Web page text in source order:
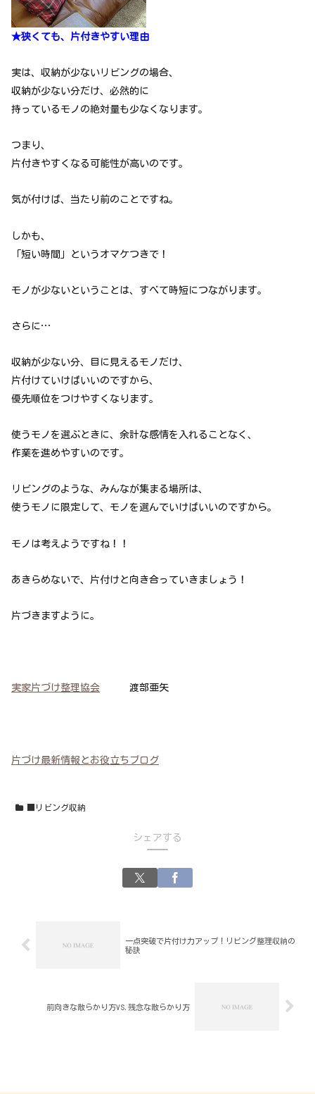
★狭くても、片付きやすい理由
実は、収納が少ないリビングの場合、
収納が少ない分だけ、必然的に
持っているモノの絶対量も少なくなります。
つまり、
片付きやすくなる可能性が高いのです。
気が付けば、当たり前のことですね。
しかも、
「短い時間」というオマケつきで！
モノが少ないということは、すべて時短につながります。
さらに…
収納が少ない分、目に見えるモノだけ、
片付けていけばいいのですから、
優先順位をつけやすくなります。
使うモノを選ぶときに、余計な感情を入れることなく、
作業を進めやすいのです。
リビングのような、みんなが集まる場所は、
使うモノに限定して、モノを選んでいけばいいのですから。
モノは考えようですね！！
あきらめないで、片付けと向き合っていきましょう！
片づきますように。
実家片づけ整理協会 渡部亜矢
片づけ最新情報とお役立ちブログ
■リビング収納
シェアする
一点突破で片付け力アップ！リビング整理収納の
秘訣
前向きな散らかり方VS.残念な散らかり方